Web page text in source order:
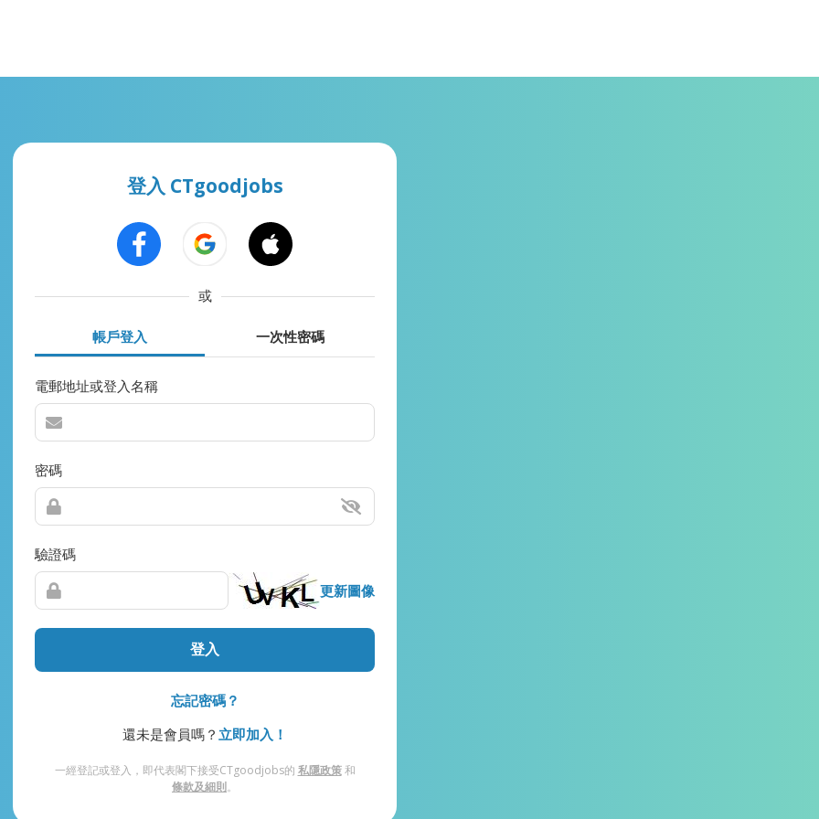
登入 CTgoodjobs
或
帳戶登入 一次性密碼
電郵地址或登入名稱
密碼
驗證碼
更新圖像
登入
忘記密碼？
還未是會員嗎？ 立即加入！
一經登記或登入，即代表閣下接受CTgoodjobs的 私隱政策和
條款及細則。